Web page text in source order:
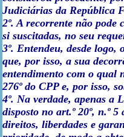
Judiciárias da República
2º. A recorrente não pode
si suscitadas, no seu
3º. Entendeu, desde
que, por isso, a sua
entendimento com o qual
276º do CPP e, por isso,
4º. Na verdade, apenas
disposto no art.º 20º, n.º
direitos, liberdades e